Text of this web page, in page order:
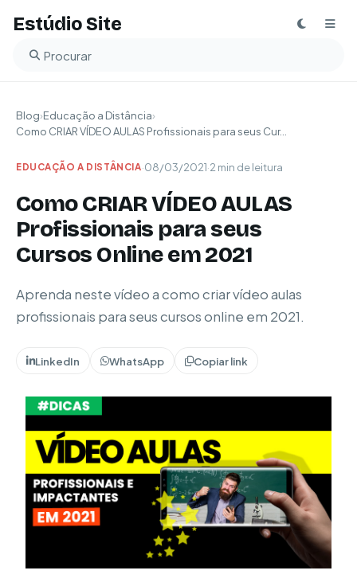
Estúdio Site
Buscar no blog
Blog›Educação a Distância›
Como CRIAR VÍDEO AULAS Profissionais para seus Cur...
EDUCAÇÃO A DISTÂNCIA·08/03/2021·2 min de leitura
Como CRIAR VÍDEO AULAS
Profissionais para seus
Cursos Online em 2021
Aprenda neste vídeo a como criar vídeo aulas
profissionais para seus cursos online em 2021.
LinkedIn WhatsApp Copiar link